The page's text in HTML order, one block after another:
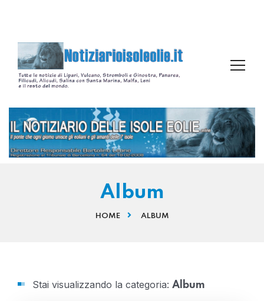
Album
HOME ALBUM
Stai visualizzando la categoria: Album